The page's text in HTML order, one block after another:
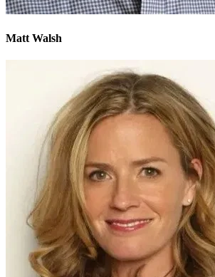
Matt Walsh